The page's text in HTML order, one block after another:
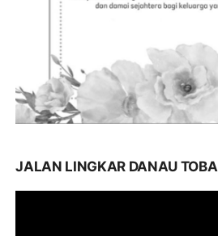
JALAN LINGKAR DANAU TOBA